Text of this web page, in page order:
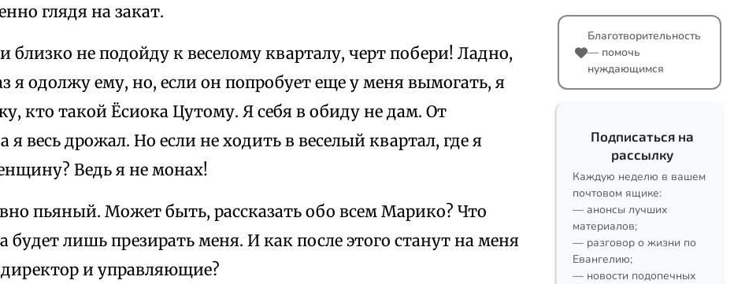
глядя на закат.
близко не подойду к веселому кварталу, черт побери! Ладно,
я одолжу ему, но, если он попробует еще у меня вымогать, я
кто такой Ёсиока Цутому. Я себя в обиду не дам. От
я весь дрожал. Но если не ходить в веселый квартал, где я
Ведь я не монах!
пьяный. Может быть, рассказать обо всем Марико? Что
будет лишь презирать меня. И как после этого станут на меня
и управляющие?
Благотворительность
— помочь
нуждающимся
Подписаться на
рассылку
Каждую неделю в вашем
почтовом ящике:
— анонсы лучших
материалов;
— разговор о жизни по
Евангелию;
— новости подопечных